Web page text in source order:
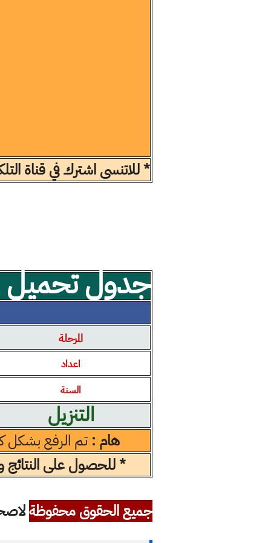
* للاتنسى اشترك في قناة
جدول تحميل
المرحلة
اعداد
السنة
التنزيل
هام : تم الرفع بشكل
* للحصول على النتائج
جميع الحقوق محفوظة